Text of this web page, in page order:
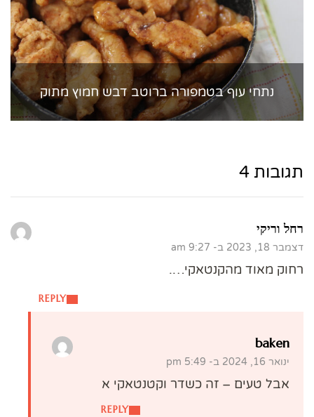
נתחי עוף בטמפורה ברוטב דבש חמוץ מתוק
תגובות 4
רחל וריקי
דצמבר 18, 2023 ב- 9:27 am
REPLY
רחוק מאוד מהקנטאקי….
baken
ינואר 16, 2024 ב- 5:49 pm
REPLY
אבל טעים – זה כשדר וקטנטאקי א